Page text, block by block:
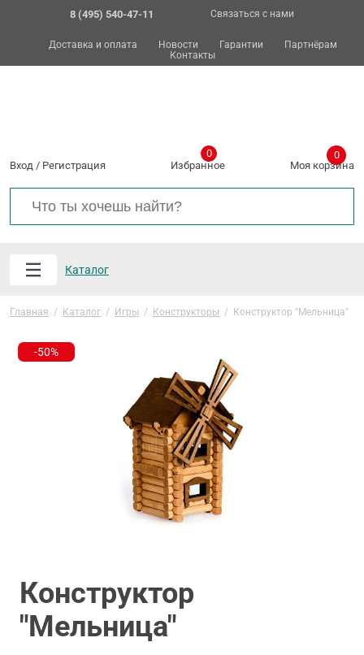
8 (495) 540-47-11 Связаться с нами
Доставка и оплата Новости Гарантии
Партнёрам
Контакты
Вход / Регистрация Избранное
0
Моя корзина
0
Каталог
Главная / Каталог / Игры / Конструкторы / Конструктор "Мельница"
-50%
Конструктор
"Мельница"